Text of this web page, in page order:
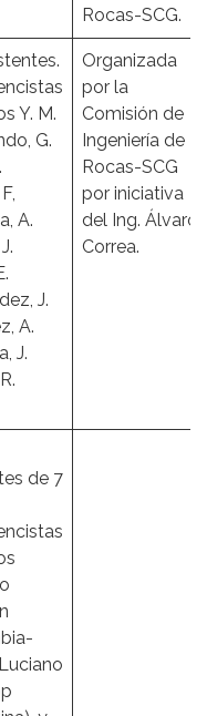
Rocas-SCG.
Y. M.
G.
A.
J.
A.
J.
Organizada
por la
Comisión de
Ingeniería de
Rocas-SCG
por iniciativa
del Ing. Álvaro
Correa.
de 7